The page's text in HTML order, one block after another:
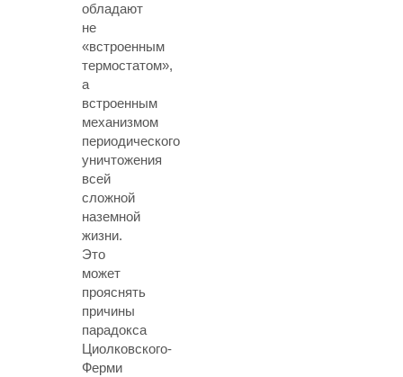
обладают
не
«встроенным
термостатом»,
а
встроенным
механизмом
периодического
уничтожения
всей
сложной
наземной
жизни.
Это
может
прояснять
причины
парадокса
Циолковского-
Ферми